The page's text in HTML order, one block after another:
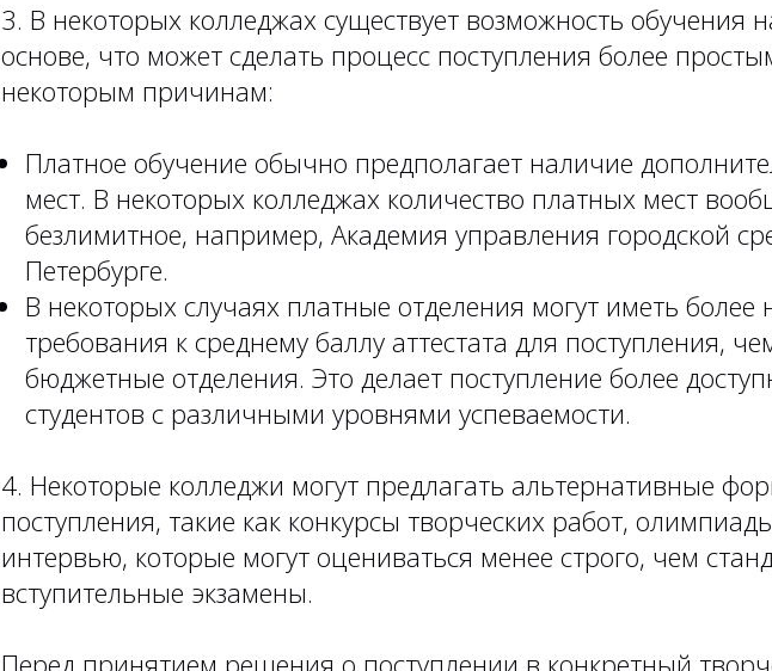
3. В некоторых колледжах существует возможность обучения
основе, что может сделать процесс поступления более
некоторым причинам:
Платное обучение обычно предполагает наличие
мест. В некоторых колледжах количество платных мест
безлимитное, например, Академия управления городской
Петербурге.
В некоторых случаях платные отделения могут иметь более
требования к среднему баллу аттестата для поступления,
бюджетные отделения. Это делает поступление более
студентов с различными уровнями успеваемости.
4. Некоторые колледжи могут предлагать альтернативные
поступления, такие как конкурсы творческих работ,
интервью, которые могут оцениваться менее строго, чем
вступительные экзамены.